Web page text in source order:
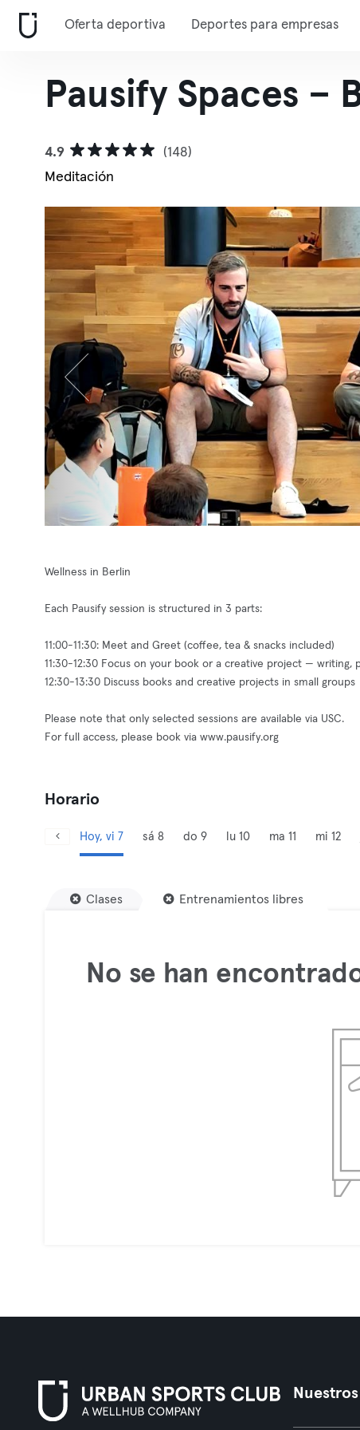
Oferta deportiva Deportes para empresas
Pausify Spaces
4.9
(148)
Meditación
Wellness in Berlin
Each Pausify session is structured in 3 parts:
11:00-11:30: Meet and Greet (coffee, tea & snacks included)
11:30-12:30 Focus on your book or a creative project —
12:30-13:30 Discuss books and creative projects in small groups
Please note that only selected sessions are available via USC.
For full access, please book via www.pausify.org
Horario
Hoy, vi 7 sá 8 do 9 lu 10 ma 11 mi 12
Clases Entrenamientos libres
No se han